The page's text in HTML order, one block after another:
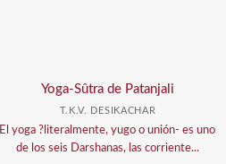
Yoga-Sûtra de Patanjali
T.K.V. DESIKACHAR
El yoga ?literalmente, yugo o unión- es uno
de los seis Darshanas, las corriente...